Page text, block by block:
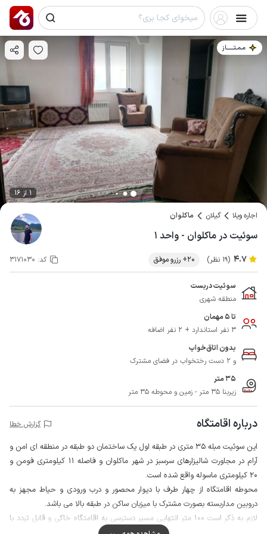
مـمـتــــــاز
1 از 16
اجاره ویلا گیلان ماکلوان
سوئیت در ماکلوان - واحد ۱
4.7 (19 نظر) 20+ رزرو موفق کد: 3171030
سوئیت دربست
منطقه شهری
تا 5 مهمان
3 نفر استاندارد + 2 نفر اضافه
بدون اتاق‌خواب
و 2 دست رختخواب در فضای مشترک
35 متر
زیربنا 35 متر - زمین و محوطه 35 متر
درباره اقامتگاه گزارش خطا
این سوئیت مبله 35 متری در طبقه اول یک ساختمان دو طبقه در منطقه ای امن و
آرام در مجاورت شالیزارهای سرسبز در شهر ماکلوان و فاصله 11 کیلومتری فومن و
20 کیلومتری ماسوله واقع شده است.
محوطه اقامتگاه از چهار طرف با دیوار محصور و درب ورودی و حیاط مجهز به
دروبین مداربسته بصورت مشترک با میزبان ساکن در طبقه بالا می باشد.
لازم به ذکر است 100 متر انتهایی مسیر دسترسی به اقامتگاه خاکی و قابل تردد با